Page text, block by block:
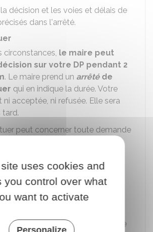
décision et les voies et délais de
dans l'arrêté.
circonstances, le maire peut
sur votre DP pendant 2
. Le maire prend un arrêtéde
qui en indique la durée. Votre
ni acceptée, ni refusée. Elle sera
tard.
peut concerner toute demande
des travaux,
installations dans les cas
qui fait partie du périmètre d'une
concerté (
d'utilité publique (
) d'une
uses cookies and
you control over what
want to activate
Personalize